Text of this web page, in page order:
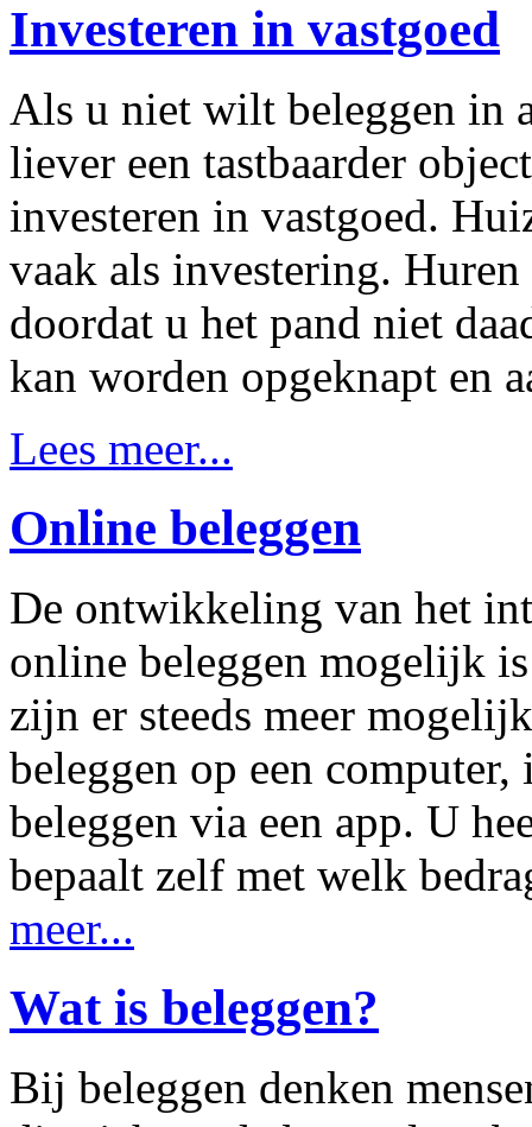
Investeren in vastgoed
Als u niet wilt beleggen in
liever een tastbaarder
investeren in vastgoed.
vaak als investering.
doordat u het pand niet
kan worden opgeknapt en
Lees meer...
Online beleggen
De ontwikkeling van het
online beleggen mogelijk
zijn er steeds meer
beleggen op een
beleggen via een app. U
bepaalt zelf met welk
meer...
Wat is beleggen?
Bij beleggen denken